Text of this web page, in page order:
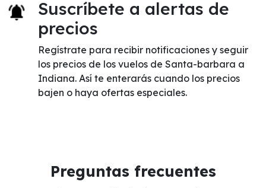
Suscríbete a alertas de
precios
Regístrate para recibir notificaciones y seguir
los precios de los vuelos de Santa-barbara a
Indiana. Así te enterarás cuando los precios
bajen o haya ofertas especiales.
Preguntas frecuentes